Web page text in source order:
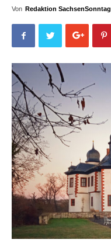
Von Redaktion SachsenSonntag